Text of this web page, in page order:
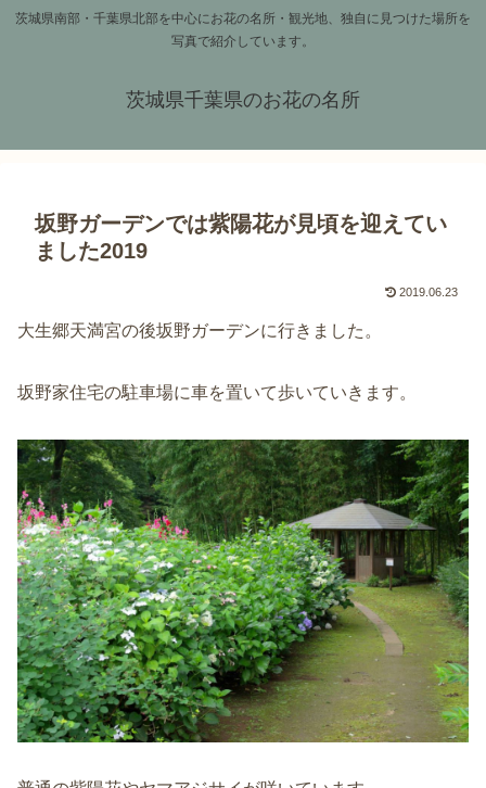
茨城県南部・千葉県北部を中心にお花の名所・観光地、独自に見つけた場所を
写真で紹介しています。
茨城県千葉県のお花の名所
坂野ガーデンでは紫陽花が見頃を迎えてい
ました2019
2019.06.23
大生郷天満宮の後坂野ガーデンに行きました。
坂野家住宅の駐車場に車を置いて歩いていきます。